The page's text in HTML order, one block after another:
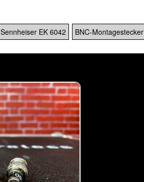
Sennheiser EK 6042 BNC-Montagestecker